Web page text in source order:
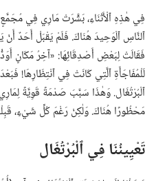
فِي هٰذِهِ ٱلْأَثْنَاءِ،‏ بَشَّرَتْ مَارِي فِي
ٱلنَّاسِ ٱلْوَحِيدَ هُنَاكَ.‏ فَلَمْ يَقْبَلْ أَحَدٌ
فَقَالَتْ لِبَعْضِ أَصْدِقَائِهَا:‏ «آخِرُ مَكَانٍ
لَلْمُفَاجَأَةِ ٱلَّتِي كَانَتْ فِي ٱنْتِظَارِهَا!‏
ٱلْبُرْتُغَال.‏ وَهٰذَا سَبَّبَ صَدْمَةً قَوِيَّةً
مَحْظُورًا هُنَاكَ.‏ وَلٰكِنْ رَغْمَ كُلِّ شَيْءٍ،‏ قَبِلْنَا
تَعْيِينُنَا فِي ٱلْبُرْتُغَال